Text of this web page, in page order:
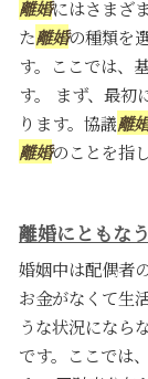
離婚にはさまざ
た離婚の種類を
す。ここでは、
す。 まず、最初
ります。協議離
離婚のことを指
離婚にともな
婚姻中は配偶者
お金がなくて生
うな状況になら
です。ここでは、